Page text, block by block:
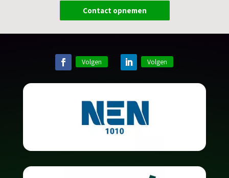
Contact opnemen
Volgen Volgen